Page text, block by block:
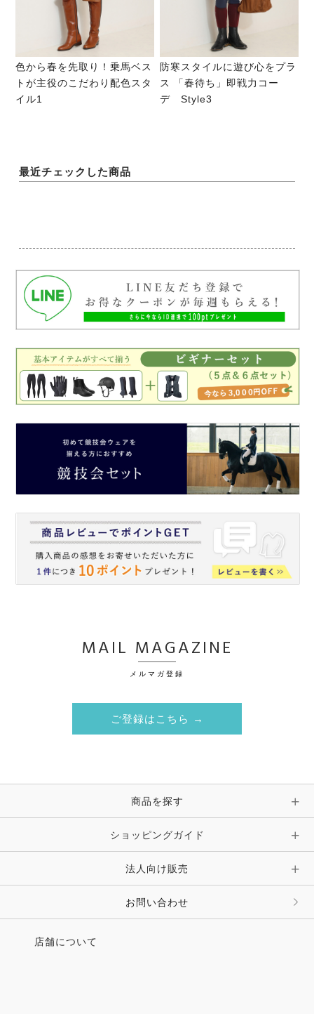
色から春を先取り！乗馬ベス
トが主役のこだわり配色スタ
イル1
防寒スタイルに遊び心をプラ
ス 「春待ち」即戦力コー
デ Style3
最近チェックした商品
MAIL MAGAZINE
メルマガ登録
ご登録はこちら →
商品を探す
ショッピングガイド
法人向け販売
お問い合わせ
店舗について